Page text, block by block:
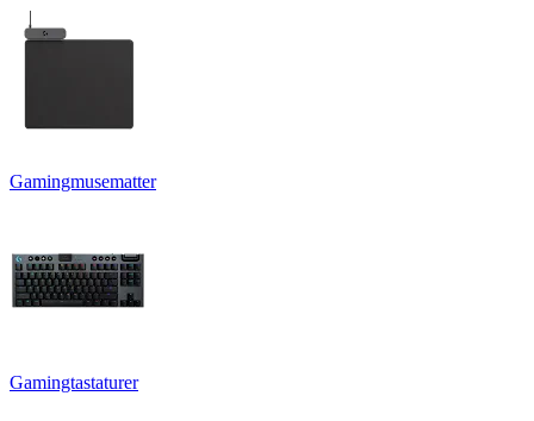
Gamingmusematter
Gamingtastaturer